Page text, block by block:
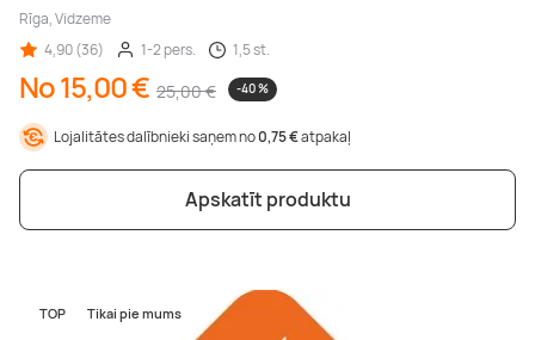
Rīga, Vidzeme
4,90 (36)
1-2 pers. 1,5 st.
No 15,00 € 25,00 € -40 %
Lojalitātes dalībnieki saņem no0,75 €atpakaļ
Apskatīt produktu
TOP Tikai pie mums